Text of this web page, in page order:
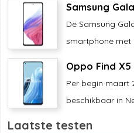
Samsung
De Samsung
smartphone met
Oppo Find X5
Per begin maart
beschikbaar in
Laatste testen